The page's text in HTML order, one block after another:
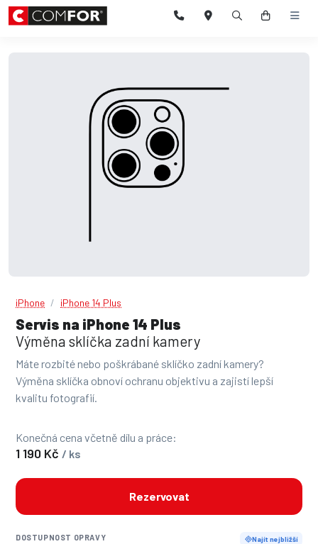
iPhone iPhone 14 Plus
Servis na iPhone 14 Plus
Výměna sklíčka zadní kamery
Máte rozbité nebo poškrábané sklíčko zadní kamery?
Výměna sklíčka obnoví ochranu objektivu a zajistí lepší
kvalitu fotografií.
Konečná cena včetně dílu a práce:
1 190 Kč / ks
Rezervovat
DOSTUPNOST OPRAVY Najít nejbližší